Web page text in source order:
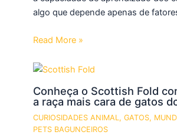
algo que depende apenas de
Read More »
Conheça o Scottish Fold
a raça mais cara de gatos
CURIOSIDADES ANIMAL,GATOS,
PETS BAGUNCEIROS